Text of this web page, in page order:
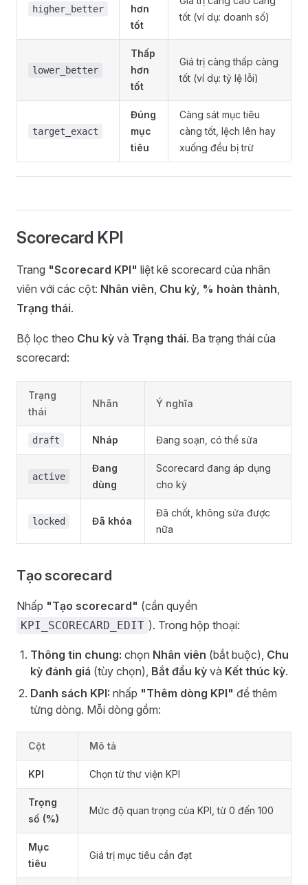
higher_better
hơn
tốt
tốt (ví dụ: doanh số)
lower_better
Thấp
hơn
tốt
Giá trị càng thấp càng
tốt (ví dụ: tỷ lệ lỗi)
target_exact
Đúng
mục
tiêu
Càng sát mục tiêu
càng tốt, lệch lên hay
xuống đều bị trừ
Scorecard KPI
Trang "Scorecard KPI" liệt kê scorecard của nhân
viên với các cột: Nhân viên, Chu kỳ, % hoàn thành,
Trạng thái.
Bộ lọc theo Chu kỳ và Trạng thái. Ba trạng thái của
scorecard:
Trạng
thái
Nhãn Ý nghĩa
draft Nháp Đang soạn, có thể sửa
active
Đang
dùng
Scorecard đang áp dụng
cho kỳ
locked Đã khóa
Đã chốt, không sửa được
nữa
Tạo scorecard
Nhấp "Tạo scorecard" (cần quyền
KPI_SCORECARD_EDIT ). Trong hộp thoại:
Thông tin chung: chọn Nhân viên (bắt buộc), Chu
kỳ đánh giá (tùy chọn), Bắt đầu kỳ và Kết thúc kỳ.
Danh sách KPI: nhấp "Thêm dòng KPI" để thêm
từng dòng. Mỗi dòng gồm:
Cột Mô tả
KPI Chọn từ thư viện KPI
Trọng
số (%)
Mức độ quan trọng của KPI, từ 0 đến 100
Mục
tiêu
Giá trị mục tiêu cần đạt